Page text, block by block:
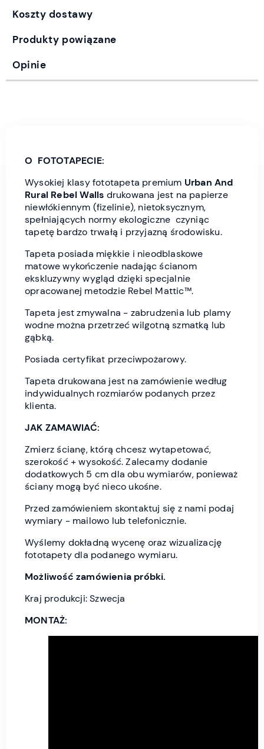
Koszty dostawy
Produkty powiązane
Opinie
O FOTOTAPECIE:
Wysokiej klasy fototapeta premium Urban And
Rural Rebel Walls drukowana jest na papierze
niewłókiennym (fizelinie), nietoksycznym,
spełniających normy ekologiczne czyniąc
tapetę bardzo trwałą i przyjazną środowisku.
Tapeta posiada miękkie i nieodblaskowe
matowe wykończenie nadając ścianom
ekskluzywny wygląd dzięki specjalnie
opracowanej metodzie Rebel Mattic™.
Tapeta jest zmywalna - zabrudzenia lub plamy
wodne można przetrzeć wilgotną szmatką lub
gąbką.
Posiada certyfikat przeciwpożarowy.
Tapeta drukowana jest na zamówienie według
indywidualnych rozmiarów podanych przez
klienta.
JAK ZAMAWIAĆ:
Zmierz ścianę, którą chcesz wytapetować,
szerokość + wysokość. Zalecamy dodanie
dodatkowych 5 cm dla obu wymiarów, ponieważ
ściany mogą być nieco ukośne.
Przed zamówieniem skontaktuj się z nami podaj
wymiary - mailowo lub telefonicznie.
Wyślemy dokładną wycenę oraz wizualizację
fototapety dla podanego wymiaru.
Możliwość zamówienia próbki.
Kraj produkcji: Szwecja
MONTAŻ: